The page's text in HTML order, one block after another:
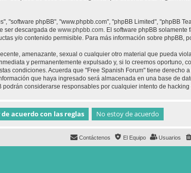
"software phpBB", "www.phpbb.com", "phpBB Limited", "phpBB
ser descargada de www.phpbb.com . El software phpBB
y/o contenido permisible. Para más información sobre phpBB,
amenazante, sexual o cualquier otro material que pueda
y permanentemente expulsado y, si lo creemos oportuno,
condiciones. Acuerda que "Free Spanish Forum" tiene derecho
que haya ingresado será almacenada en una base de
considerarse responsables por cualquier intento de
Usuarios
El Equipo
Contáctenos